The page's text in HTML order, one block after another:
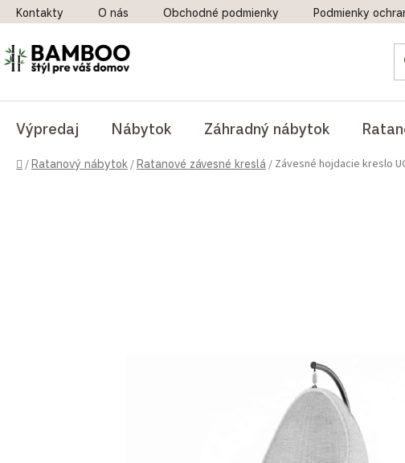
Prejsť na obsah
Kontakty O nás Obchodné podmienky Podmienky
Výpredaj Nábytok Záhradný nábytok
Domov
/Ratanový nábytok /Ratanové závesné kreslá / Závesné hojdacie kreslo